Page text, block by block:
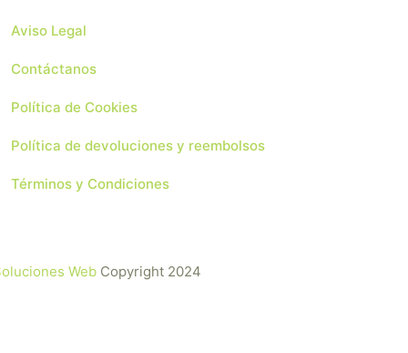
Aviso Legal
Contáctanos
Política de Cookies
Política de devoluciones y reembolsos
Términos y Condiciones
Web Copyright 2024